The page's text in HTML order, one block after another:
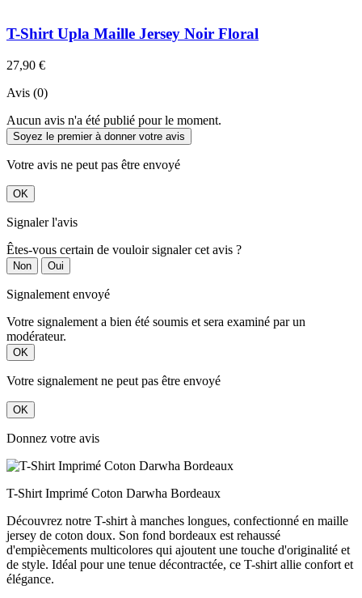
T-Shirt Upla Maille Jersey Noir Floral
27,90 €
Avis (0)
Aucun avis n'a été publié pour le moment.
Soyez le premier à donner votre avis
Votre avis ne peut pas être envoyé
OK
Signaler l'avis
Êtes-vous certain de vouloir signaler cet avis ?
Non Oui
Signalement envoyé
Votre signalement a bien été soumis et sera examiné par un
modérateur.
OK
Votre signalement ne peut pas être envoyé
OK
Donnez votre avis
T-Shirt Imprimé Coton Darwha Bordeaux
Découvrez notre T-shirt à manches longues, confectionné en maille
jersey de coton doux. Son fond bordeaux est rehaussé
d'empiècements multicolores qui ajoutent une touche d'originalité et
de style. Idéal pour une tenue décontractée, ce T-shirt allie confort et
élégance.